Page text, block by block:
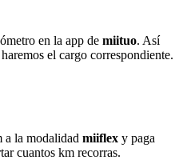
en la app de miituo. Así
el cargo correspondiente.
a la modalidad miiflex y paga
cuantos km recorras.